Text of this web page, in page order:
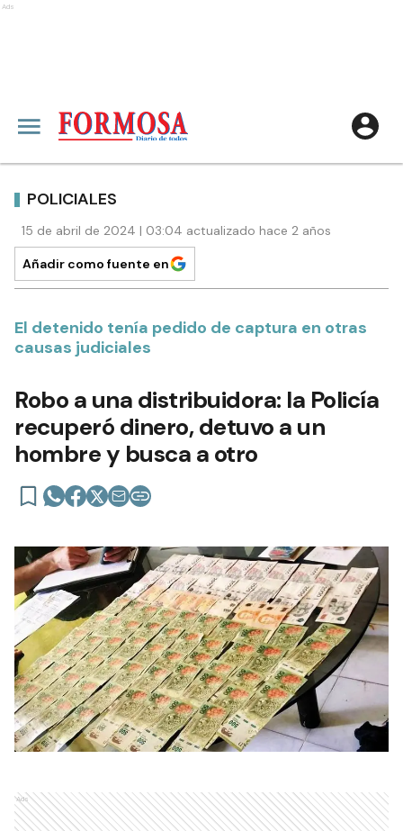
Ads
POLICIALES
15 de abril de 2024 | 03:04 actualizado hace 2 años
Añadir como fuente en
El detenido tenía pedido de captura en otras
causas judiciales
Robo a una distribuidora: la Policía
recuperó dinero, detuvo a un
hombre y busca a otro
Ads